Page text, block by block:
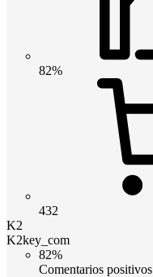
82%
432
K2
K2key_com
82%
Comentarios positivos